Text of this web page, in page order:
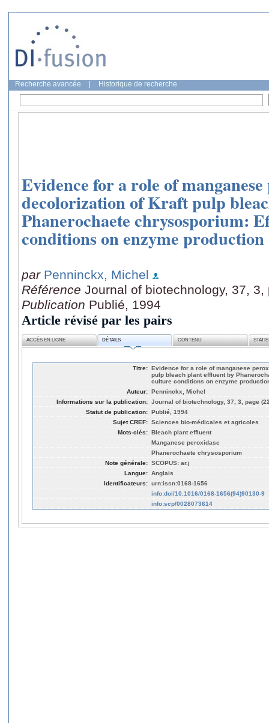
Recherche avancée Historique de recherche
Evidence for a role of
decolorization of Kraft pulp
Phanerochaete chrysosporium:
conditions on enzyme production
par Penninckx, Michel
Référence Journal of biotechnology, 37, 3,
Publication Publié, 1994
Article révisé par les pairs
ACCÈS EN LIGNE DÉTAILS CONTENU
Titre: Evidence for a role of manganese
pulp bleach plant effluent by
culture conditions on enzyme
Auteur: Penninckx, Michel
Informations sur la publication: Journal of biotechnology, 37, 3, page
Statut de publication: Publié, 1994
Sujet CREF: Sciences bio-médicales et agricoles
Mots-clés: Bleach plant effluent
Manganese peroxidase
Phanerochaete chrysosporium
Note générale: SCOPUS: ar.j
Langue: Anglais
Identificateurs: urn:issn:0168-1656
info:doi/10.1016/0168-1656(94)90130-9
info:scp/0028073614